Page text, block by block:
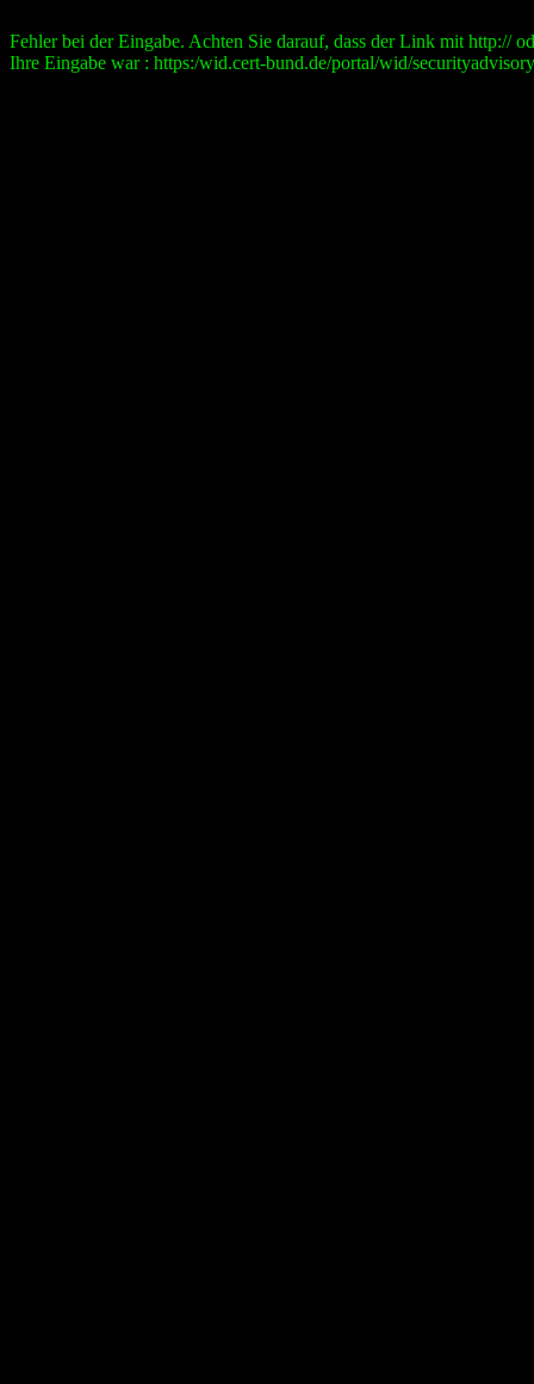
Fehler bei der Eingabe. Achten Sie darauf, dass der Link mit http://
Ihre Eingabe war : https:/wid.cert-bund.de/portal/wid/